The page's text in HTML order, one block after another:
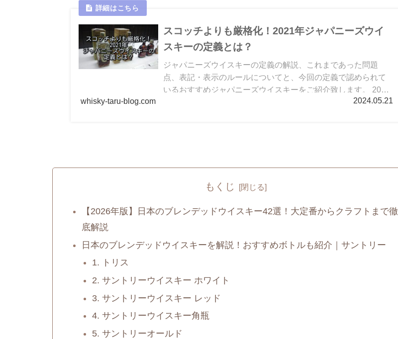
スコッチよりも厳格化！2021年ジャパニーズウイ
スキーの定義とは？
ジャパニーズウイスキーの定義の解説、これまであった問題
点、表記・表示のルールについてと、今回の定義で認められて
いるおすすめジャパニーズウイスキーをご紹介致します。 2021
年４月１日からジャパニーズウイスキーの定義の適用が開始し
whisky-taru-blog.com 2024.05.21
もくじ
【2026年版】日本のブレンデッドウイスキー42選！大定番からクラフトまで徹
底解説
日本のブレンデッドウイスキーを解説！おすすめボトルも紹介｜サントリー
1. トリス
2. サントリーウイスキー ホワイト
3. サントリーウイスキー レッド
4. サントリーウイスキー角瓶
5. サントリーオールド